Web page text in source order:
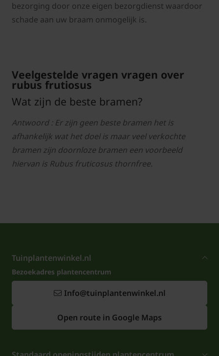
bezorging door onze eigen bezorgdienst waardoor
schade aan uw braam onmogelijk is.
Veelgestelde vragen vragen over
rubus frutiosus
Wat zijn de beste bramen?
Antwoord : Er zijn geen beste bramen het is
afhankelijk wat het doel is maar veel verkochte
bramen zijn doornloze bramen een voorbeeld
hiervan is Rubus fruticosus thornfree.
Tuinplantenwinkel.nl
Bezoekadres plantencentrum
Info@tuinplantenwinkel.nl
Open route in Google Maps